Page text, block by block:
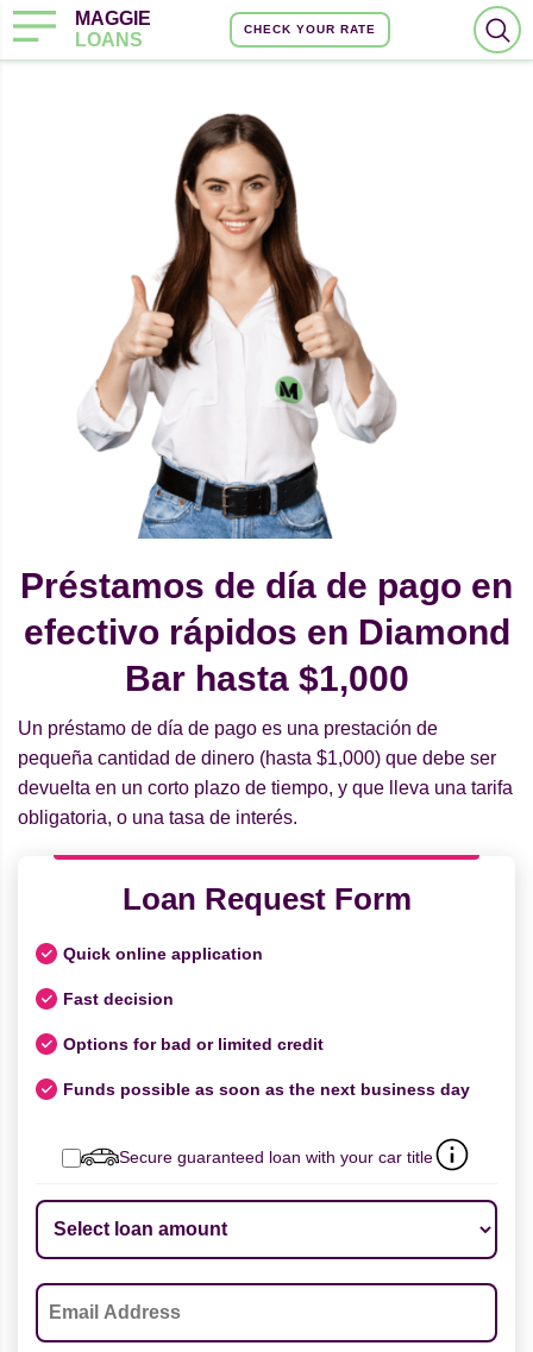
MAGGIE
LOANS
CHECK YOUR RATE
Préstamos de día de pago en
efectivo rápidos en Diamond
Bar hasta $1,000
Un préstamo de día de pago es una prestación de
pequeña cantidad de dinero (hasta $1,000) que debe ser
devuelta en un corto plazo de tiempo, y que lleva una tarifa
obligatoria, o una tasa de interés.
Loan Request Form
Quick online application
Fast decision
Options for bad or limited credit
Funds possible as soon as the next business day
Secure guaranteed loan with your car title